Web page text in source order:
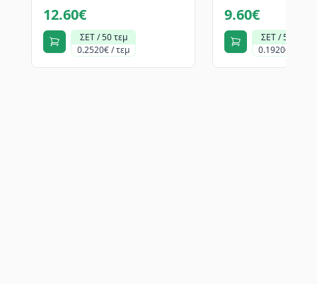
12.60€
ΣΕΤ / 50 τεμ
0.2520€ / τεμ
9.60€
ΣΕΤ / 50 τεμ
0.1920€ / τεμ